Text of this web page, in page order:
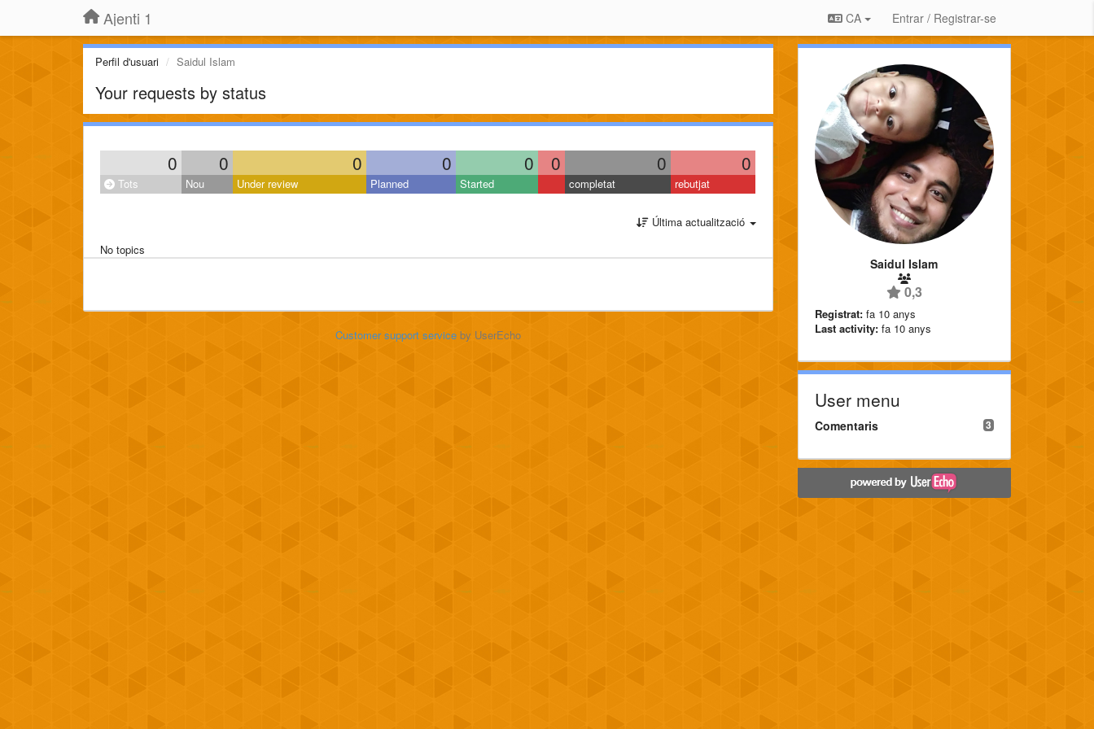
Ajenti 1 CA Entrar / Registrar-se
Perfil d'usuari Saidul Islam
Your requests by status
0 0 0 0 0 0 0 0
Tots Nou Under review Planned Started completat rebutjat
Última actualització
No topics
Customer support serviceby UserEcho
Saidul Islam
0,3
Registrat: fa 10 anys
Last activity: fa 10 anys
User menu
3
Comentaris